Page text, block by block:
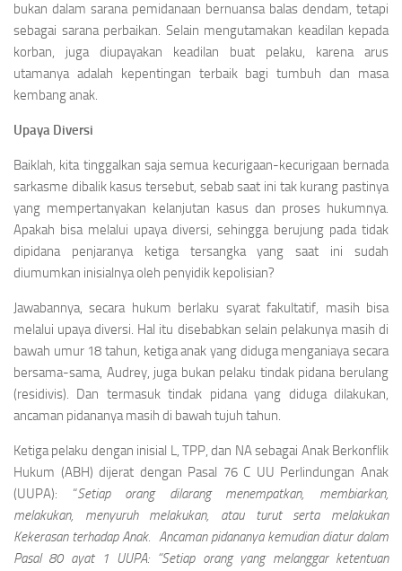
bukan dalam sarana pemidanaan bernuansa balas dendam, tetapi
sebagai sarana perbaikan. Selain mengutamakan keadilan kepada
korban, juga diupayakan keadilan buat pelaku, karena arus
utamanya adalah kepentingan terbaik bagi tumbuh dan masa
kembang anak.
Upaya Diversi
Baiklah, kita tinggalkan saja semua kecurigaan-kecurigaan bernada
sarkasme dibalik kasus tersebut, sebab saat ini tak kurang pastinya
yang mempertanyakan kelanjutan kasus dan proses hukumnya.
Apakah bisa melalui upaya diversi, sehingga berujung pada tidak
dipidana penjaranya ketiga tersangka yang saat ini sudah
diumumkan inisialnya oleh penyidik kepolisian?
Jawabannya, secara hukum berlaku syarat fakultatif, masih bisa
melalui upaya diversi. Hal itu disebabkan selain pelakunya masih di
bawah umur 18 tahun, ketiga anak yang diduga menganiaya secara
bersama-sama, Audrey, juga bukan pelaku tindak pidana berulang
(residivis). Dan termasuk tindak pidana yang diduga dilakukan,
ancaman pidananya masih di bawah tujuh tahun.
Ketiga pelaku dengan inisial L, TPP, dan NA sebagai Anak Berkonflik
Hukum (ABH) dijerat dengan Pasal 76 C UU Perlindungan Anak
(UUPA): “Setiap orang dilarang menempatkan, membiarkan,
melakukan, menyuruh melakukan, atau turut serta melakukan
Kekerasan terhadap Anak. Ancaman pidananya kemudian diatur dalam
Pasal 80 ayat 1 UUPA: “Setiap orang yang melanggar ketentuan